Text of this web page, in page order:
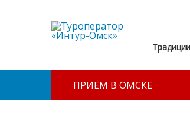
ПРИЁМ В ОМСКЕ